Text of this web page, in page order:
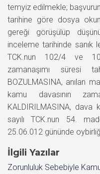
temyiz edilmekle;
tarihine göre dosya
gereği görüşülüp
inceleme tarihinde sanık
TCK.nun 102/4 ve
zamanaşımı süresi
BOZULMASINA, anılan
kamu davasının
KALDIRILMASINA, dava
sayılı TCK.nun 54.
25.06.012 gününde
İlgili Yazılar
Zorunluluk Sebebiyle